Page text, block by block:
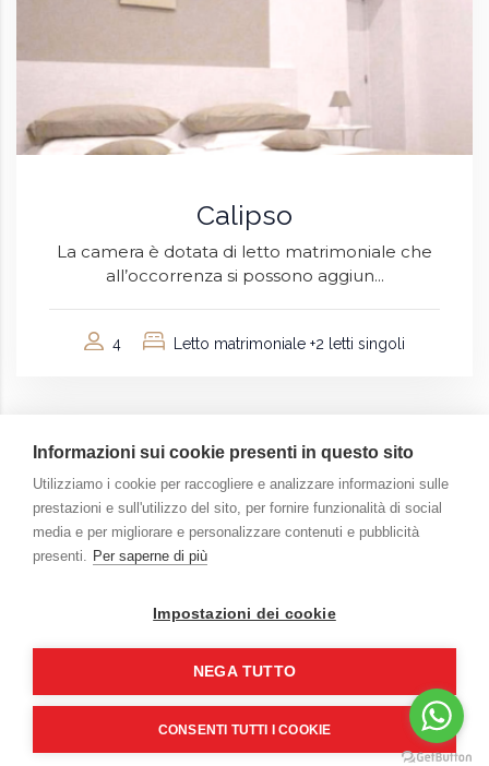
Calipso
La camera è dotata di letto matrimoniale che
all’occorrenza si possono aggiun...
4 Letto matrimoniale +2 letti singoli
La Baia di Partenope | PIEFF srls
CIN IT063049B4ACB2OB7M | CUSR 15063049EXT0641
Web Design byPlannerimage
Informazioni sui cookie presenti in questo sito
Utilizziamo i cookie per raccogliere e analizzare informazioni sulle
prestazioni e sull'utilizzo del sito, per fornire funzionalità di social
media e per migliorare e personalizzare contenuti e pubblicità
presenti. Per saperne di più
Impostazioni dei cookie
NEGA TUTTO
CONSENTI TUTTI I COOKIE